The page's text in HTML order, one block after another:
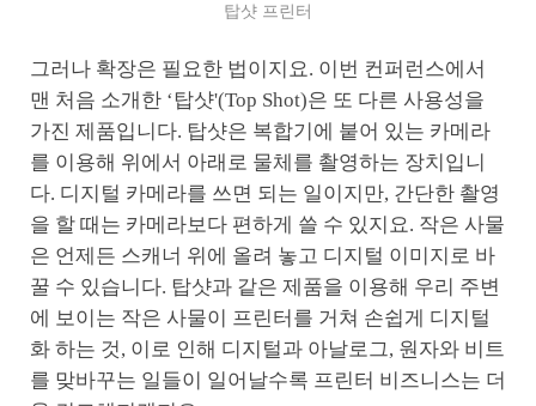
탑샷 프린터
그러나 확장은 필요한 법이지요. 이번 컨퍼런스에서
맨 처음 소개한 ‘탑샷'(Top Shot)은 또 다른 사용성을
가진 제품입니다. 탑샷은 복합기에 붙어 있는 카메라
를 이용해 위에서 아래로 물체를 촬영하는 장치입니
다. 디지털 카메라를 쓰면 되는 일이지만, 간단한 촬영
을 할 때는 카메라보다 편하게 쓸 수 있지요. 작은 사물
은 언제든 스캐너 위에 올려 놓고 디지털 이미지로 바
꿀 수 있습니다. 탑샷과 같은 제품을 이용해 우리 주변
에 보이는 작은 사물이 프린터를 거쳐 손쉽게 디지털
화 하는 것, 이로 인해 디지털과 아날로그, 원자와 비트
를 맞바꾸는 일들이 일어날수록 프린터 비즈니스는 더